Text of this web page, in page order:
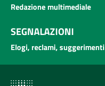
Redazione multimediale
SEGNALAZIONI
Elogi, reclami, suggerimenti